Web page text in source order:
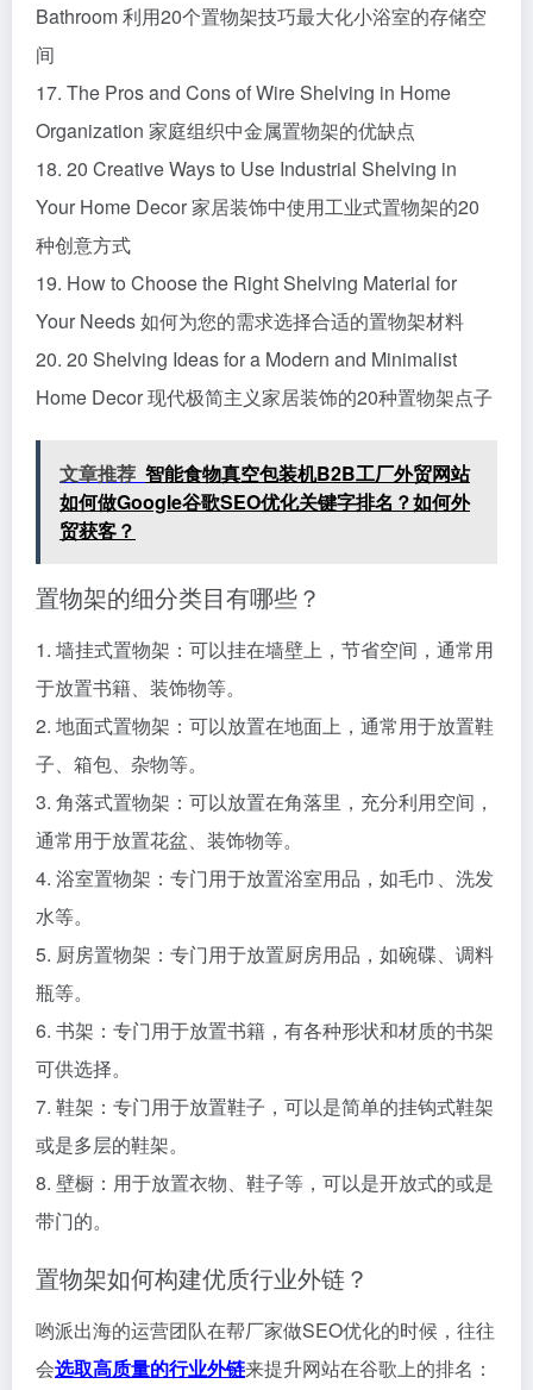
Bathroom 利用20个置物架技巧最大化小浴室的存储空
间
17. The Pros and Cons of Wire Shelving in Home
Organization 家庭组织中金属置物架的优缺点
18. 20 Creative Ways to Use Industrial Shelving in
Your Home Decor 家居装饰中使用工业式置物架的20
种创意方式
19. How to Choose the Right Shelving Material for
Your Needs 如何为您的需求选择合适的置物架材料
20. 20 Shelving Ideas for a Modern and Minimalist
Home Decor 现代极简主义家居装饰的20种置物架点子
文章推荐 智能食物真空包装机B2B工厂外贸网站
如何做Google谷歌SEO优化关键字排名？如何外
贸获客？
置物架的细分类目有哪些？
1. 墙挂式置物架：可以挂在墙壁上，节省空间，通常用
于放置书籍、装饰物等。
2. 地面式置物架：可以放置在地面上，通常用于放置鞋
子、箱包、杂物等。
3. 角落式置物架：可以放置在角落里，充分利用空间，
通常用于放置花盆、装饰物等。
4. 浴室置物架：专门用于放置浴室用品，如毛巾、洗发
水等。
5. 厨房置物架：专门用于放置厨房用品，如碗碟、调料
瓶等。
6. 书架：专门用于放置书籍，有各种形状和材质的书架
可供选择。
7. 鞋架：专门用于放置鞋子，可以是简单的挂钩式鞋架
或是多层的鞋架。
8. 壁橱：用于放置衣物、鞋子等，可以是开放式的或是
带门的。
置物架如何构建优质行业外链？
哟派出海的运营团队在帮厂家做SEO优化的时候，往往
会选取高质量的行业外链来提升网站在谷歌上的排名：